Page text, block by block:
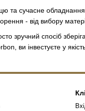
та сучасне
- від вибору
зручний спосіб
ви інвестуєте у